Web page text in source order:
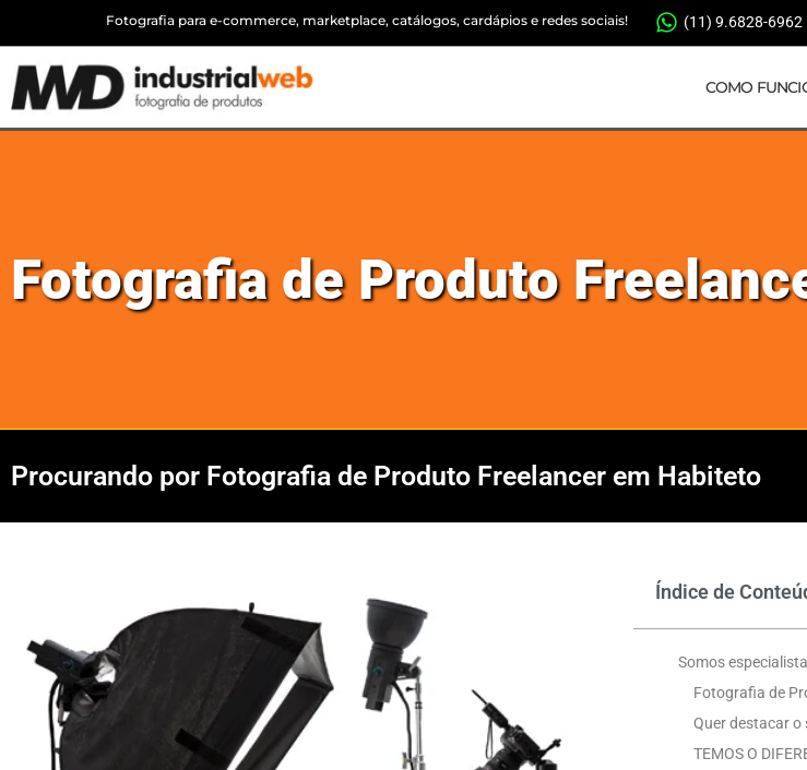
Fotografia para e-commerce, marketplace, catálogos, cardápios e redes sociais! (11) 9.6828-6962
COMO
Fotografia de Produto
Procurando por Fotografia de Produto Freelancer em Habiteto
Índice de
Somos
Fotografia de
Quer destacar o
TEMOS O